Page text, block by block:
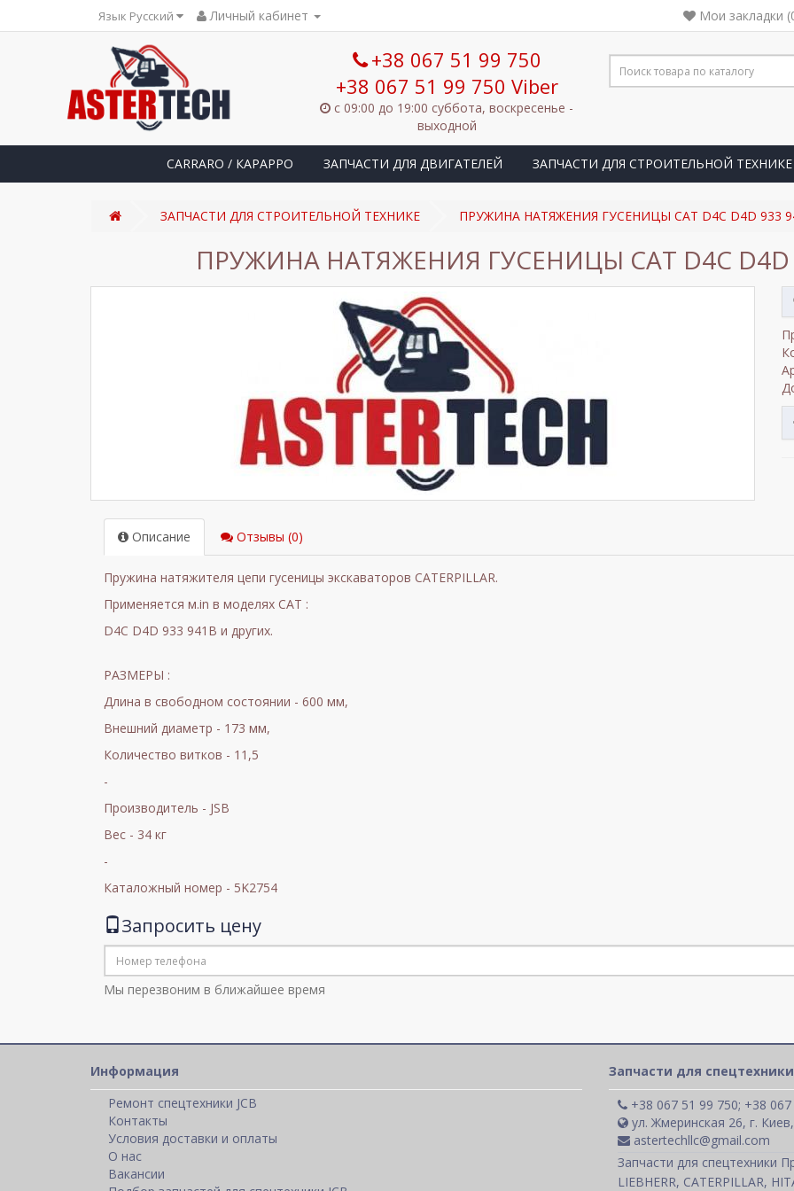
Язык Русский Личный кабинет Мои закладки
+38 067 51 99 750
+38 067 51 99 750 Viber
с 09:00 до 19:00 суббота, воскресенье -
выходной
CARRARO / КАРАРРО ЗАПЧАСТИ ДЛЯ ДВИГАТЕЛЕЙ ЗАПЧАСТИ ДЛЯ СТРОИТЕЛЬНОЙ ТЕХНИКЕ
ЗАПЧАСТИ ДЛЯ СТРОИТЕЛЬНОЙ ТЕХНИКЕ ПРУЖИНА НАТЯЖЕНИЯ ГУСЕНИЦЫ CAT D4C D4D 933
ПРУЖИНА НАТЯЖЕНИЯ ГУСЕНИЦЫ CAT D4C D4D
Описание Отзывы (0)
Пружина натяжителя цепи гусеницы экскаваторов CATERPILLAR.
Применяется м.in в моделях CAT :
D4C D4D 933 941B и других.
РАЗМЕРЫ :
Длина в свободном состоянии - 600 мм,
Внешний диаметр - 173 мм,
Количество витков - 11,5
-
Производитель - JSB
Вес - 34 кг
-
Каталожный номер - 5K2754
Запросить цену
Мы перезвоним в ближайшее время
Информация
Ремонт спецтехники JCB
Контакты
Условия доставки и оплаты
О нас
Вакансии
Запчасти для
+38 067 51 99 750; +38
ул. Жмеринская 26, г.
astertechllc@gmail.com
Запчасти для спецтехники
LIEBHERR, CATERPILLAR,